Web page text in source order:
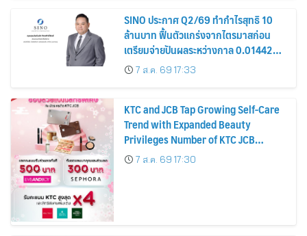
SINO ประกาศ Q2/69 ทำกำไรสุทธิ 10
ล้านบาท ฟื้นตัวแกร่งจากไตรมาสก่อน
เตรียมจ่ายปันผลระหว่างกาล 0.014423
บาทต่อหุ้น ครึ่งปีหลังมุ่งเติบโตต่อเนื่อง
7 ส.ค. 69 17:33
KTC and JCB Tap Growing Self-Care
Trend with Expanded Beauty
Privileges Number of KTC JCB
Cardmembers Spending on
Cosmetics Rises 26%
7 ส.ค. 69 17:30